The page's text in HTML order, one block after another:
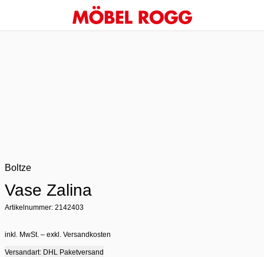
Boltze
Vase Zalina
Artikelnummer: 2142403
inkl. MwSt. – exkl. Versandkosten
Versandart: DHL Paketversand